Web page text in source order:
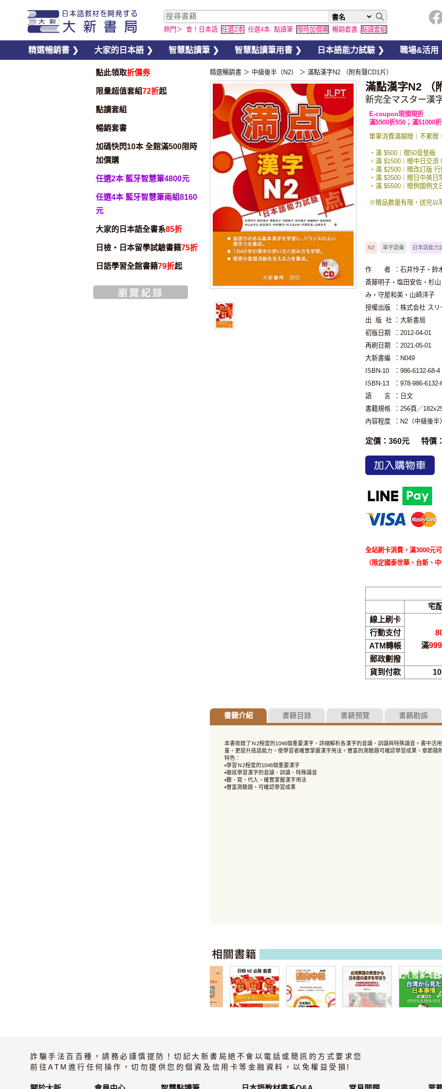
熱門＞ 會！日本語 任選2本 任選4本 點讀筆 限時加價購 暢銷套書 點讀套組
精選暢銷書 ❯ 大家的日本語 ❯ 智慧點讀筆 ❯ 智慧點讀筆用書 ❯ 日本語能力試驗 ❯ 職場&活用
點此領取折價券
限量超值套組72折起
點讀套組
暢銷套書
加碼快閃10本 全館滿500限時
加價購
任選2本 藍牙智慧筆4800元
任選4本 藍牙智慧筆兩組8160
元
大家的日本語全書系85折
日檢・日本留學試驗書籍75折
日語學習全館書籍79折起
精選暢銷書 ＞ 中級後半（N2） ＞ 滿點漢字N2 （附有聲CD1片）
滿點漢字N2 （
新完全マスター漢
E-coupon現領現折
滿$500折$50；滿$1000
單筆消費滿額贈｜不累贈
・滿 $500｜贈50音墊板
・滿 $1500｜贈中日交
・滿 $2500｜贈改訂版
・滿 $3500｜贈日中英日
・滿 $5500｜贈例圖例
※贈品數量有限，送完以
N2 單字語彙 日本語能力
作 者
：石井怜子・鈴
斎藤明子・塩田安佐・杉
み・守屋和美・山崎洋子
授權出版
：株式会社 ス
出 版 社 ：大新書局
初版日期
：2012-04-01
再刷日期
：2021-05-01
大新書編
：N049
ISBN-10
：986-6132-68-4
ISBN-13
：978-986-6132-
語 言
：日文
書籍規格
：256頁／
內容程度
：N2（中級後半）
定價：360元 特價：
全站刷卡消費，滿3000元
（限定國泰世華、台新、
宅
線上刷卡
滿999
行動支付
ATM轉帳
郵政劃撥
貨到付款
書籍介紹 書籍目錄 書籍預覽 書籍勘誤
本書收錄了Ｎ2程度的1046個重要漢字，詳細解析各漢字的音讀、訓讀與特殊讀音。書中活
量，更提升造語能力，使學習者確實掌握漢字用法。豐富的測驗題可確認學習成果，章節隨
特色：
▪學習Ｎ2程度的1046個重要漢字
▪徹底學習漢字的音讀、訓讀、特殊讀音
▪聽、寫、代入，確實掌握漢字用法
▪豐富測驗題，可確認學習成果
字を学ぼう
詐騙手法百百種，請務必謹慎提防！切記大新書局絕不會以電話或簡訊的方式要求您
前往ATM進行任何操作，切勿提供您的個資及信用卡等金融資料，以免權益受損!